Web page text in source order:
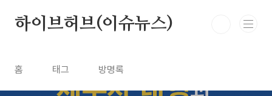
하이브허브(이슈뉴스)
홈 태그 방명록